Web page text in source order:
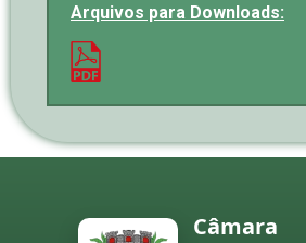
Arquivos para Downloads:
Câmara